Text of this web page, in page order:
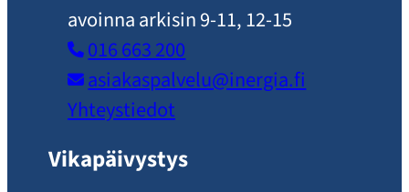
avoinna arkisin 9-11, 12-15
016 663 200
asiakaspalvelu​@inergia.fi
Yhteystiedot
Vikapäivystys